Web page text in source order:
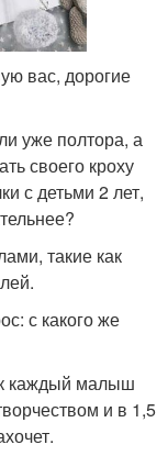
уже полтора, а
своего кроху
с детьми 2 лет,
такие как
с какого же
каждый малыш
и в 1,5